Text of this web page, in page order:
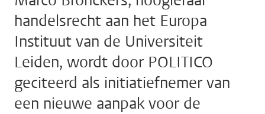
handelsrecht aan het Europa
Instituut van de Universiteit
Leiden, wordt door POLITICO
geciteerd als initiatiefnemer van
een nieuwe aanpak voor de